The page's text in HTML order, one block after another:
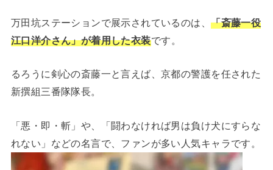
万田坑ステーションで展示されているのは、「斎藤一役
江口洋介さん」が着用した衣装です。
るろうに剣心の斎藤一と言えば、京都の警護を任された
新撰組三番隊隊長。
「悪・即・斬」や、「闘わなければ男は負け犬にすらな
れない」などの名言で、ファンが多い人気キャラです。